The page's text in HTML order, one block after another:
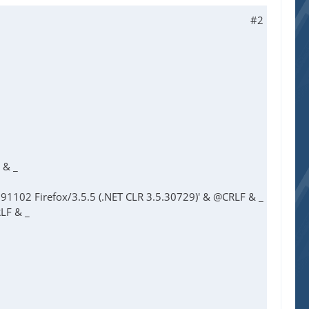
#2
_
Firefox/3.5.5 (.NET CLR 3.5.30729)' & @CRLF & _
& _